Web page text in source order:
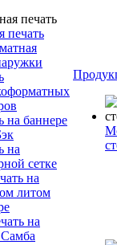
печать
на баннере
на
сетке
на
литом
на